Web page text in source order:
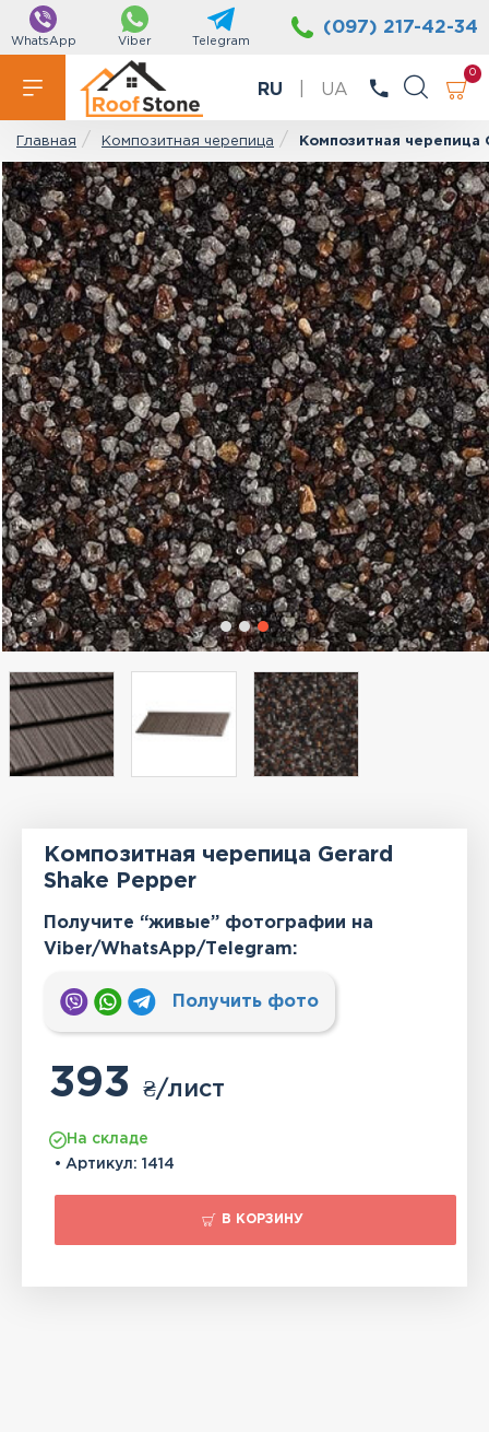
WhatsApp Viber Telegram
(097) 217-42-34
RU UA
0
Главная Композитная черепица Композитная черепица
Композитная черепица Gerard
Shake Pepper
Получите “живые” фотографии на
Viber/WhatsApp/Тelegram:
Получить фото
393₴/лист
На складе
• Артикул: 1414
В КОРЗИНУ